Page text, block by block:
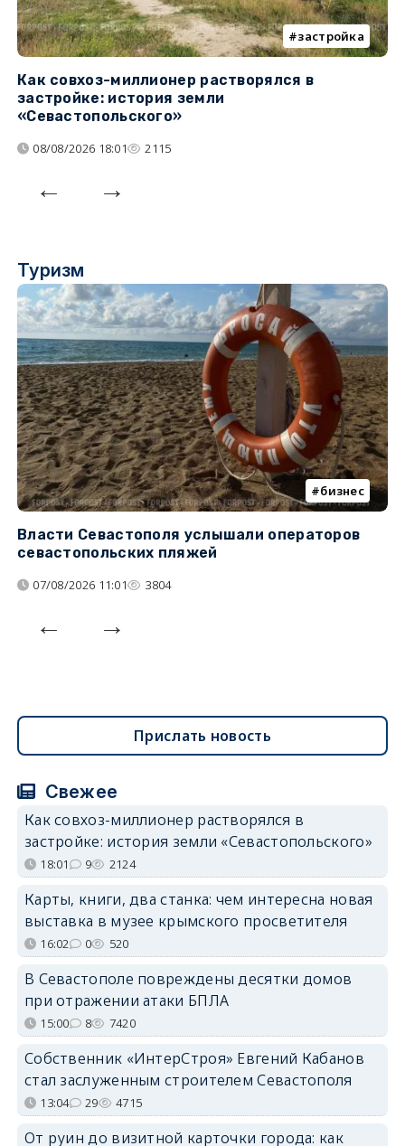
застройка
Как совхоз-миллионер растворялся в
застройке: история земли
«Севастопольского»
08/08/2026 18:01 2115
Туризм
бизнес
Власти Севастополя услышали операторов
севастопольских пляжей
07/08/2026 11:01 3804
Прислать новость
Свежее
Как совхоз-миллионер растворялся в
застройке: история земли «Севастопольского»
18:01 9 2124
Карты, книги, два станка: чем интересна новая
выставка в музее крымского просветителя
16:02 0 520
В Севастополе повреждены десятки домов
при отражении атаки БПЛА
15:00 8 7420
Собственник «ИнтерСтроя» Евгений Кабанов
стал заслуженным строителем Севастополя
13:04 29 4715
От руин до визитной карточки города: как